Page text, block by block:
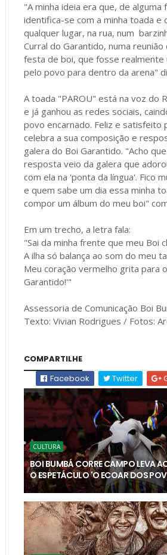
"A minha ideia era que, de alguma
identifica-se com a minha toada e
qualquer lugar, na rua, num
Curral do Garantido, numa reunião
festa de boi, que fosse realmente
pelo povo para dentro da arena"
A toada "PAROU" está na voz do
e já ganhou as redes sociais,
povo encarnado. Feliz e satisfeito
celebra a sua composição e
galera do Boi Garantido. "Acho
resposta veio da galera que
com ela na 'ponta da língua'. Fico
e quem sabe um dia essa minha
compor um álbum do meu boi"
Em um trecho, a letra fala:
"Sai da minha frente que meu Boi
A ilha só balança ao som do meu
Meu coração vermelho grita para
Garantido!'"
Assessoria de Comunicação Boi
Texto: Vivian Rodrigues / Fotos:
COMPARTILHE
Facebook
Twitter
CULTURA
BOI BUMBÁ CORRE CAMPO LEVA
O ESPETÁCULO 'O ECOAR DOS